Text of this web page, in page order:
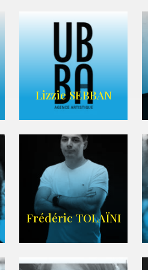
FRANCE
CASCADE
Lizzie SEBBAN
AGENCE UBBA
Frédéric TOLAÏNI